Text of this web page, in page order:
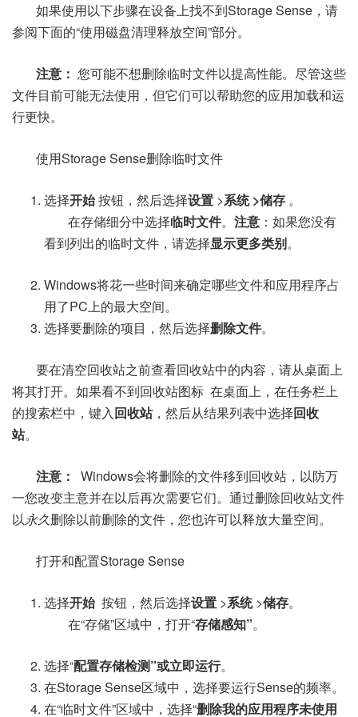
如果使用以下步骤在设备上找不到Storage Sense，请
参阅下面的“使用磁盘清理释放空间”部分。
注意： 您可能不想删除临时文件以提高性能。尽管这些
文件目前可能无法使用，但它们可以帮助您的应用加载和运
行更快。
使用Storage Sense删除临时文件
选择开始按钮，然后选择设置 >系统>储存 。
在存储细分中选择临时文件。 注意 ：如果您没有
看到列出的临时文件，请选择显示更多类别。
Windows将花一些时间来确定哪些文件和应用程序占
用了PC上的最大空间。
选择要删除的项目，然后选择删除文件。
要在清空回收站之前查看回收站中的内容，请从桌面上
将其打开。如果看不到回收站图标 在桌面上，在任务栏上
的搜索栏中，键入回收站，然后从结果列表中选择回收
站。
注意：
Windows会将删除的文件移到回收站，以防万
一您改变主意并在以后再次需要它们。通过删除回收站文件
以永久删除以前删除的文件，您也许可以释放大量空间。
打开和配置Storage Sense
选择开始 按钮，然后选择设置 >系统>储存。
在“存储”区域中，打开“存储感知”。
选择“配置存储检测”或立即运行。
在Storage Sense区域中，选择要运行Sense的频率。
在“临时文件”区域中，选择“删除我的应用程序未使用